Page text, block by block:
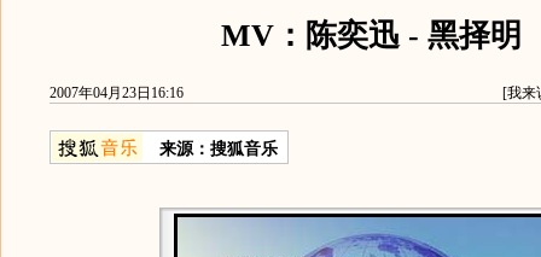
MV：陈奕迅 - 黑择明
2007年04月23日16:16 [我来
来源：搜狐音乐